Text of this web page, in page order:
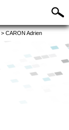
> CARON Adrien